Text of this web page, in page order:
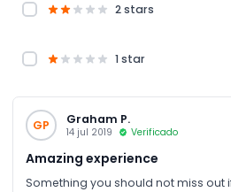
2 stars
1 star
GP Graham P.
14 jul 2019 Verificado
Amazing experience
Something you should not miss out